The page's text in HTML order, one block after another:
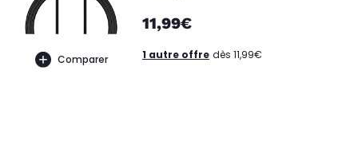
Comparer
11,99€
1 autre offre dès 11,99€